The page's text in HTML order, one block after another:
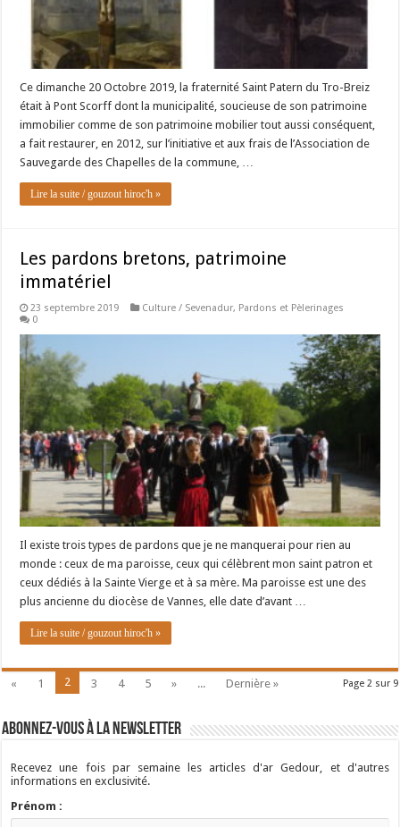
Ce dimanche 20 Octobre 2019, la fraternité Saint Patern du Tro-Breiz
était à Pont Scorff dont la municipalité, soucieuse de son patrimoine
immobilier comme de son patrimoine mobilier tout aussi conséquent,
a fait restaurer, en 2012, sur l’initiative et aux frais de l’Association de
Sauvegarde des Chapelles de la commune, …
Lire la suite / gouzout hiroc'h »
Les pardons bretons, patrimoine
immatériel
23 septembre 2019 Culture / Sevenadur, Pardons et Pèlerinages
0
Il existe trois types de pardons que je ne manquerai pour rien au
monde : ceux de ma paroisse, ceux qui célèbrent mon saint patron et
ceux dédiés à la Sainte Vierge et à sa mère. Ma paroisse est une des
plus ancienne du diocèse de Vannes, elle date d’avant …
Lire la suite / gouzout hiroc'h »
Page 2 sur 9
« 1 2 3 4 5 » ... Dernière »
Abonnez-vous à la newsletter
Recevez une fois par semaine les articles d'ar Gedour, et d'autres
informations en exclusivité.
Prénom :